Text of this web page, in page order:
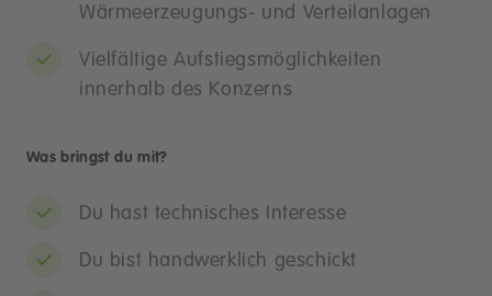
Wärmeerzeugungs- und Verteilanlagen
Vielfältige Aufstiegsmöglichkeiten
innerhalb des Konzerns
Was bringst du mit?
Du hast technisches Interesse
Du bist handwerklich geschickt